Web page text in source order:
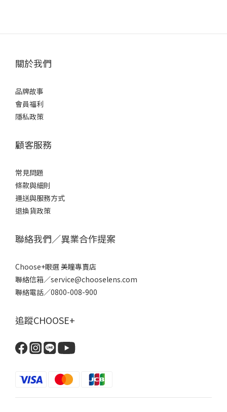
關於我們
品牌故事
會員福利
隱私政策
顧客服務
常見問題
條款與細則
運送與服務方式
退換貨政策
聯絡我們／異業合作提案
Choose+眼選 美瞳專賣店
聯絡信箱／service@chooselens.com
聯絡電話／0800-008-900
追蹤CHOOSE+